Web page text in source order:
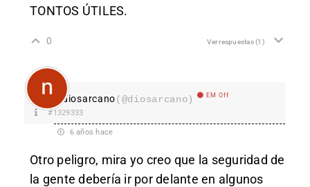
TONTOS ÚTILES.
0 Ver respuestas(1)
diosarcano(@diosarcano) EM Off
#1329333
6 años hace
Otro peligro, mira yo creo que la seguridad de
la gente debería ir por delante en algunos